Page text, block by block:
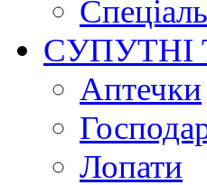
СУПУТНІ
Аптечки
Лопати